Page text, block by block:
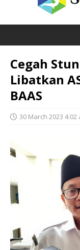
Cegah
Libatkan
BAAS
30 March 2023 4:02